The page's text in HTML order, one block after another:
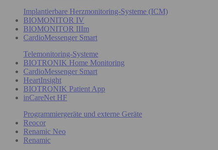
Implantierbare Herzmonitoring-Systeme (ICM)
BIOMONITOR IV
BIOMONITOR IIIm
CardioMessenger Smart
Telemonitoring-Systeme
BIOTRONIK Home Monitoring
CardioMessenger Smart
HeartInsight
BIOTRONIK Patient App
inCareNet HF
Programmiergeräte und externe Geräte
Reocor
Renamic Neo
Renamic